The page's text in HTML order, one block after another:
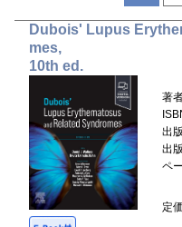
Dubois' Lupus
mes,
10th ed.
著
出
出
ペ
定